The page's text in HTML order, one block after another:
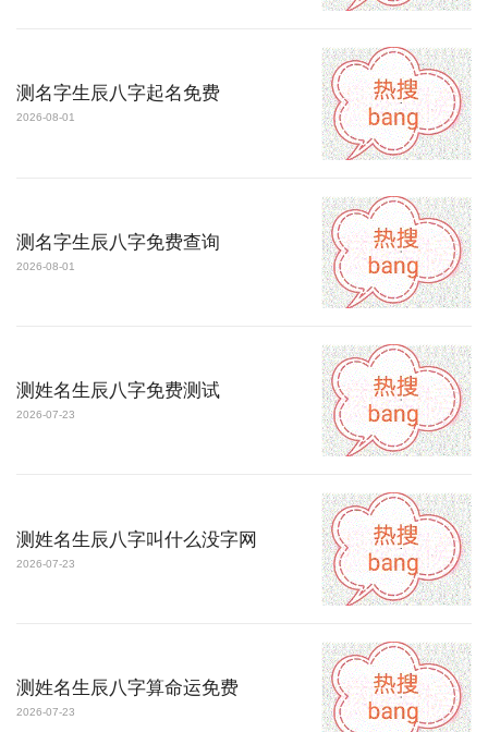
测名字生辰八字起名免费
2026-08-01
测名字生辰八字免费查询
2026-08-01
测姓名生辰八字免费测试
2026-07-23
测姓名生辰八字叫什么没字网
2026-07-23
测姓名生辰八字算命运免费
2026-07-23